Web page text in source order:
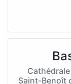
Saint-Benoît